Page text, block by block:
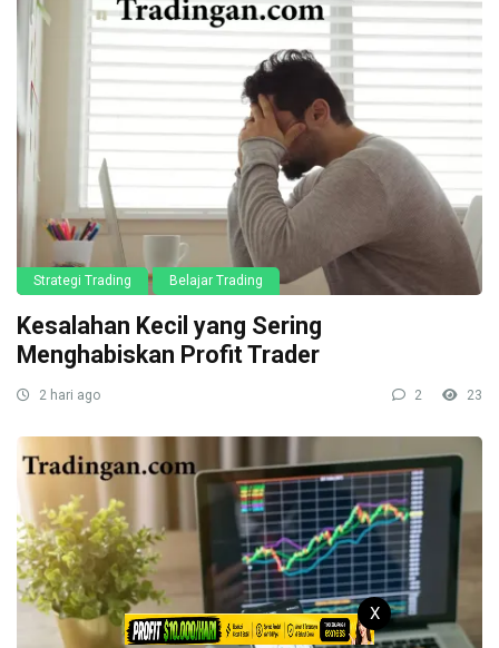
Strategi Trading Belajar Trading
Kesalahan Kecil yang Sering
Menghabiskan Profit Trader
2 hari ago 2 23
X